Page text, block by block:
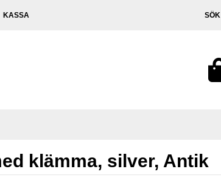
KASSA SÖK
klämma, silver, Antik